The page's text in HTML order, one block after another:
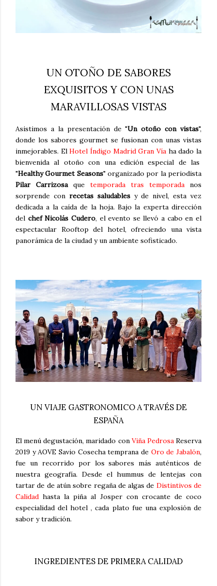
UN OTOÑO DE SABORES
EXQUISITOS Y CON UNAS
MARAVILLOSAS VISTAS
Asistimos a la presentación de "Un otoño con vistas",
donde los sabores gourmet se fusionan con unas vistas
inmejorables. ElHotel Índigo Madrid Gran Vía ha dado la
bienvenida al otoño con una edición especial de las
"Healthy Gourmet Seasons" organizado por la periodista
Pilar Carrizosaque temporada tras temporada nos
sorprende con recetas saludablesy de nivel, esta vez
dedicada a la caída de la hoja. Bajo la experta dirección
del chef Nicolás Cudero, el evento se llevó a cabo en el
espectacular Rooftop del hotel, ofreciendo una vista
panorámica de la ciudad y un ambiente sofisticado.
UN VIAJE GASTRONOMICO A TRAVÉS DE
ESPAÑA
El menú degustación, maridado con Viña PedrosaReserva
2019 y AOVE Savio Cosecha temprana de Oro de Jabalón,
fue un recorrido por los sabores más auténticos de
nuestra geografía. Desde el hummus de lentejas con
tartar de de atún sobre regaña de algas de Distintivos de
Calidad hasta la piña al Josper con crocante de coco
especialidad del hotel , cada plato fue una explosión de
sabor y tradición.
INGREDIENTES DE PRIMERA CALIDAD